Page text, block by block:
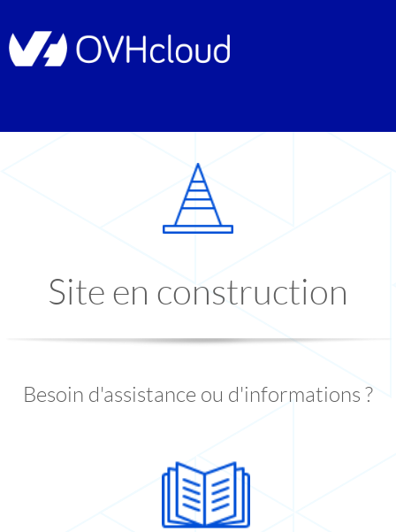
Site en construction
Besoin d'assistance ou d'informations ?